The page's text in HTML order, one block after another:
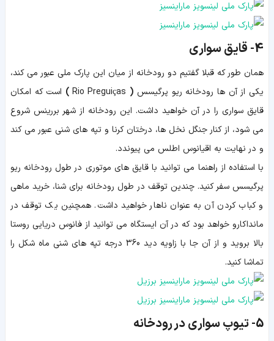
4- قایق سواری
همان طور که قبلا گفتیم دو رودخانه از میان این پارک ملی عبور می کند،
یکی از آن ها رودخانه ریو پرگیسس (
) است که امکان
قایق سواری را در آن خواهید داشت. این رودخانه از شهر بررینس شروع
می شود، از کنار جنگل نخل ها، درختان کرنا و تپه های شنی عبور می کند
و در نهایت به اقیانوس اطلس می پیوندد.
با استفاده از راهنما می توانید با قایق های موتوری در طول رودخانه ریو
پرگیسس سفر کنید. چندین توقف در طول رودخانه برای شنا، خرید ماهی
و کباب کردن آن به عنوان ناهار خواهید داشت. همچنین یک توقف در
مانداکارو خواهد بود که در آن ایستگاه می توانید از فانوس دریایی روستا
بالا بروید و از آن جا با زاویه دید 360 درجه تپه های شنی ماه شکل را
تماشا کنید.
5- تیوپ سواری در رودخانه